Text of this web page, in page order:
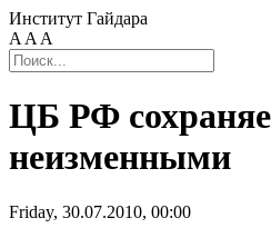
Институт Гайдара
A A A
ЦБ РФ
неизменными
Friday, 30.07.2010, 00:00